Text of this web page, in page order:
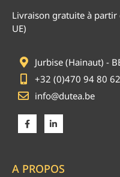
Livraison gratuite à partir
UE)
Jurbise (Hainaut) -
+32 (0)470 94 80 62
info@dutea.be
A PROPOS